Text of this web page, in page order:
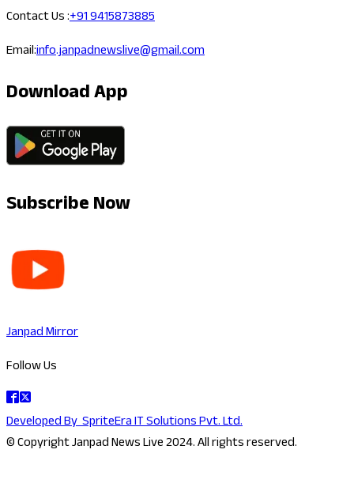
Contact Us :+91 9415873885
Email:info.janpadnewslive@gmail.com
Download App
Subscribe Now
Janpad Mirror
Follow Us
Developed BySpriteEra IT Solutions Pvt. Ltd.
© Copyright Janpad News Live 2024. All rights reserved.